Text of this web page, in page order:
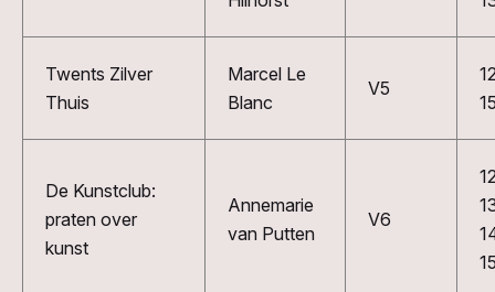
Twents Zilver
Thuis
Marcel Le
Blanc
V5
De Kunstclub:
praten over
kunst
Annemarie
van Putten
V6